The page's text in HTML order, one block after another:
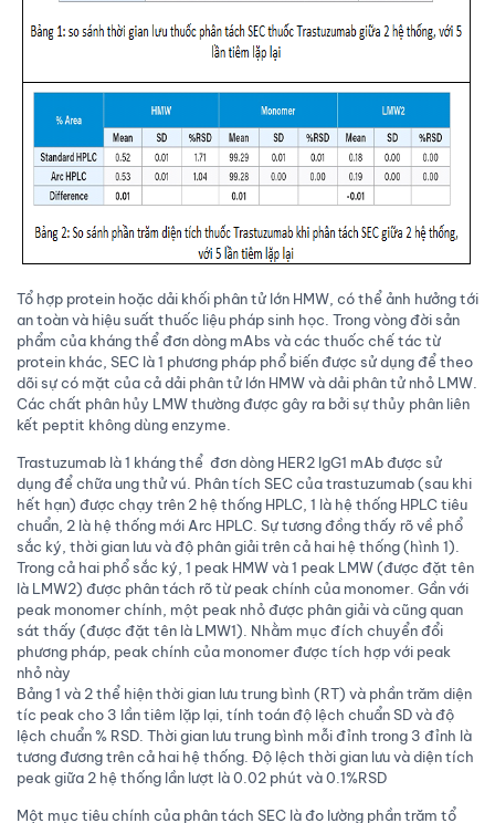
Tổ hợp protein hoặc dải khối phân tử lớn HMW, có thể ảnh hưởng tới
an toàn và hiệu suất thuốc liệu pháp sinh học. Trong vòng đời sản
phẩm của kháng thể đơn dòng mAbs và các thuốc chế tác từ
protein khác, SEC là 1 phương pháp phổ biến được sử dụng để theo
dõi sự có mặt của cả dải phân tử lớn HMW và dải phân tử nhỏ LMW.
Các chất phân hủy LMW thường được gây ra bởi sự thủy phân liên
kết peptit không dùng enzyme.
Trastuzumab là 1 kháng thể đơn dòng HER2 IgG1 mAb được sử
dụng để chữa ung thử vú. Phân tích SEC của trastuzumab (sau khi
hết hạn) được chạy trên 2 hệ thống HPLC, 1 là hệ thống HPLC tiêu
chuẩn, 2 là hệ thống mới Arc HPLC. Sự tương đồng thấy rõ về phổ
sắc ký, thời gian lưu và độ phân giải trên cả hai hệ thống (hình 1).
Trong cả hai phổ sắc ký, 1 peak HMW và 1 peak LMW (được đặt tên
là LMW2) được phân tách rõ từ peak chính của monomer. Gần với
peak monomer chính, một peak nhỏ được phân giải và cũng quan
sát thấy (được đặt tên là LMW1). Nhằm mục đích chuyển đổi
phương pháp, peak chính của monomer được tích hợp với peak
nhỏ này
Bảng 1 và 2 thể hiện thời gian lưu trung bình (RT) và phần trăm diện
tíc peak cho 3 lần tiêm lặp lại, tính toán độ lệch chuẩn SD và độ
lệch chuẩn % RSD. Thời gian lưu trung bình mỗi đỉnh trong 3 đỉnh là
tương đương trên cả hai hệ thống. Độ lệch thời gian lưu và diện tích
peak giữa 2 hệ thống lần lượt là 0.02 phút và 0.1%RSD
Một mục tiêu chính của phân tách SEC là đo lường phần trăm tổ